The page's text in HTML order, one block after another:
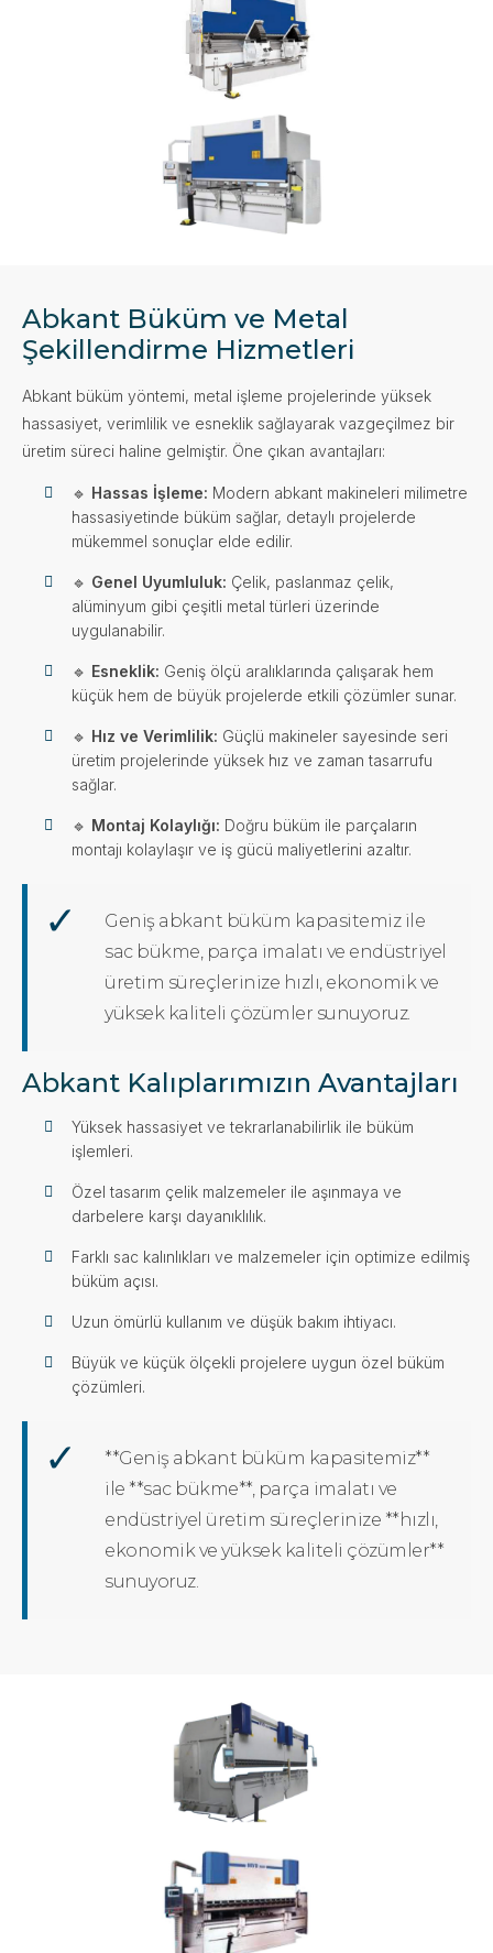
Abkant Büküm ve Metal
Şekillendirme Hizmetleri
Abkant büküm yöntemi, metal işleme projelerinde yüksek
hassasiyet, verimlilik ve esneklik sağlayarak vazgeçilmez bir
üretim süreci haline gelmiştir. Öne çıkan avantajları:
🔹 Hassas İşleme: Modern abkant makineleri milimetre
hassasiyetinde büküm sağlar, detaylı projelerde
mükemmel sonuçlar elde edilir.
🔹 Genel Uyumluluk: Çelik, paslanmaz çelik,
alüminyum gibi çeşitli metal türleri üzerinde
uygulanabilir.
🔹 Esneklik: Geniş ölçü aralıklarında çalışarak hem
küçük hem de büyük projelerde etkili çözümler sunar.
🔹 Hız ve Verimlilik: Güçlü makineler sayesinde seri
üretim projelerinde yüksek hız ve zaman tasarrufu
sağlar.
🔹 Montaj Kolaylığı: Doğru büküm ile parçaların
montajı kolaylaşır ve iş gücü maliyetlerini azaltır.
Geniş abkant büküm kapasitemiz ile
sac bükme, parça imalatı ve endüstriyel
üretim süreçlerinize hızlı, ekonomik ve
yüksek kaliteli çözümler sunuyoruz.
Abkant Kalıplarımızın Avantajları
Yüksek hassasiyet ve tekrarlanabilirlik ile büküm
işlemleri.
Özel tasarım çelik malzemeler ile aşınmaya ve
darbelere karşı dayanıklılık.
Farklı sac kalınlıkları ve malzemeler için optimize edilmiş
büküm açısı.
Uzun ömürlü kullanım ve düşük bakım ihtiyacı.
Büyük ve küçük ölçekli projelere uygun özel büküm
çözümleri.
**Geniş abkant büküm kapasitemiz**
ile **sac bükme**, parça imalatı ve
endüstriyel üretim süreçlerinize **hızlı,
ekonomik ve yüksek kaliteli çözümler**
sunuyoruz.